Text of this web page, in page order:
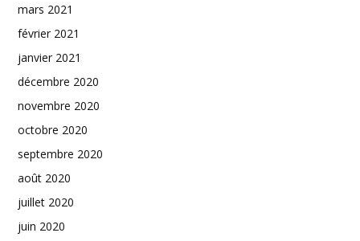
mars 2021
février 2021
janvier 2021
décembre 2020
novembre 2020
octobre 2020
septembre 2020
août 2020
juillet 2020
juin 2020